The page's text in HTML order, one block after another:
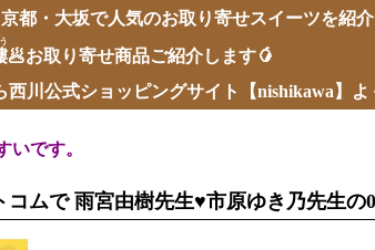
都・大坂で人気のお取り寄せスイーツを紹
🥟お取り寄せ商品ご紹介します🥭
川公式ショッピングサイト【nishikawa】よ
いです。
コムで 雨宮由樹先生♥市原ゆき乃先生の